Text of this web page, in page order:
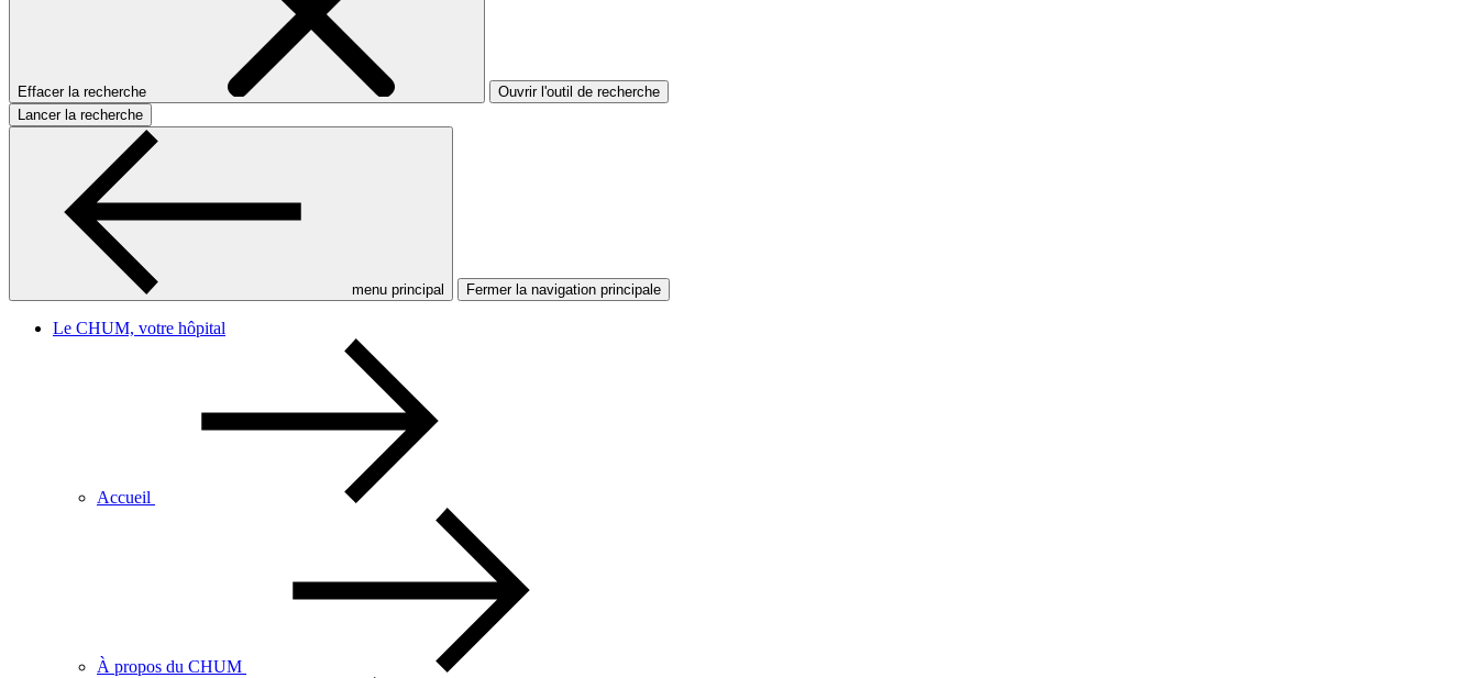
Effacer la recherche
Ouvrir l'outil de recherche
Lancer la recherche
menu principal Fermer la navigation principale
Le CHUM, votre hôpital
Accueil
À propos du CHUM